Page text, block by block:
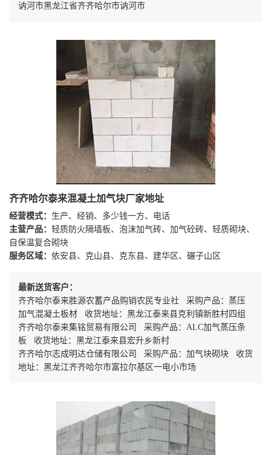
讷河市黑龙江省齐齐哈尔市讷河市
齐齐哈尔泰来混凝土加气块厂家地址
经营模式： 生产、经销、多少钱一方、电话
主营产品： 轻质防火隔墙板、泡沫加气砖、加气砼砖、轻质砌块、
自保温复合砌块
服务区域： 依安县、克山县、克东县、建华区、碾子山区
最新送货客户：
齐齐哈尔泰来胜源农蓄产品购销农民专业社 采购产品：蒸压
加气混凝土板材 收货地址：黑龙江泰来县克利镇新胜村四组
齐齐哈尔泰来集铭贸易有限公司 采购产品：ALC加气蒸压条
板 收货地址：黑龙江泰来县宏升乡新村
齐齐哈尔志成明达仓储有限公司 采购产品：加气块砌块 收货
地址：黑龙江齐齐哈尔市富拉尔基区一电小市场